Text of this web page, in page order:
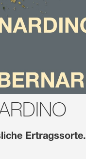
Ertragssorte.